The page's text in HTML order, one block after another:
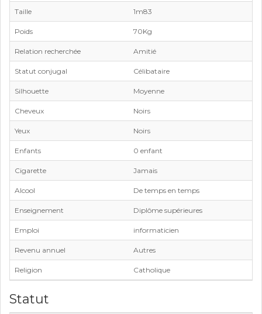
Taille 1m83
Poids 70Kg
Relation recherchée Amitié
Statut conjugal Célibataire
Silhouette Moyenne
Cheveux Noirs
Yeux Noirs
Enfants 0 enfant
Cigarette Jamais
Alcool De temps en temps
Enseignement Diplôme supérieures
Emploi informaticien
Revenu annuel Autres
Religion Catholique
Statut